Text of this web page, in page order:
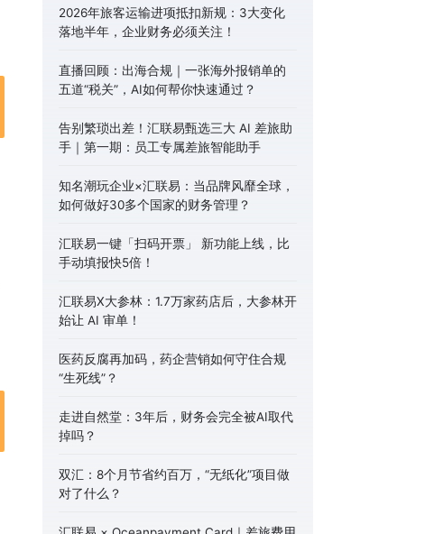
2026年旅客运输进项抵扣新规：3大变化
落地半年，企业财务必须关注！
直播回顾：出海合规｜一张海外报销单的
五道“税关”，AI如何帮你快速通过？
告别繁琐出差！汇联易甄选三大 AI 差旅助
手｜第一期：员工专属差旅智能助手
知名潮玩企业×汇联易：当品牌风靡全球，
如何做好30多个国家的财务管理？
汇联易一键「扫码开票」 新功能上线，比
手动填报快5倍！
汇联易X大参林：1.7万家药店后，大参林开
始让 AI 审单！
医药反腐再加码，药企营销如何守住合规
“生死线”？
走进自然堂：3年后，财务会完全被AI取代
掉吗？
双汇：8个月节省约百万，“无纸化”项目做
对了什么？